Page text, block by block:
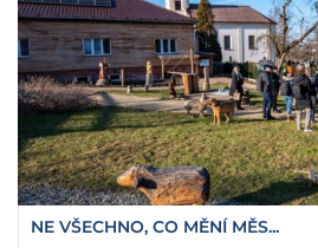
NE VŠECHNO, CO MĚNÍ MĚS...